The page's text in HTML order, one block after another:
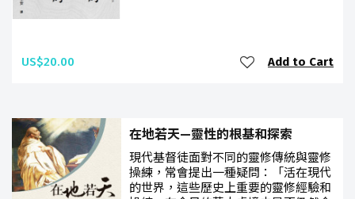
US$20.00 Add to Cart
在地若天—靈性的根基和探索
現代基督徒面對不同的靈修傳統與靈修
操練，常會提出一種疑問：「活在現代
的世界，這些歷史上重要的靈修經驗和